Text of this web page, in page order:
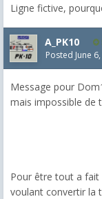
Ligne fictive,
A_PK10
Posted June
Message pour
mais impossible de
Pour être tout a fait
voulant convertir la